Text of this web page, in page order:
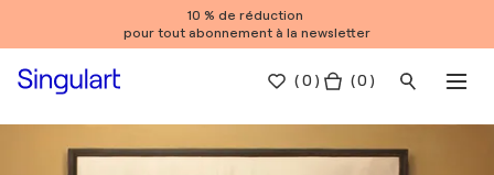
10 % de réduction
pour tout abonnement à la newsletter
(0 ) ( 0 )